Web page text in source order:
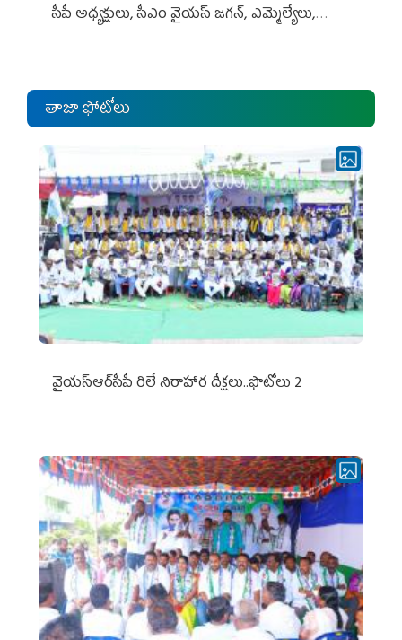
సీపీ అధ్య‌క్షులు, సీఎం వైయ‌స్ జ‌గ‌న్, ఎమ్మెల్యేలు,
తాజా ఫోటోలు
వైయ‌స్ఆర్‌సీపీ రిలే నిరాహార దీక్షలు..ఫొటోలు 2